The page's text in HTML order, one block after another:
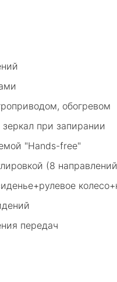
обогревом
при запирании
"Hands-free"
(8
передач